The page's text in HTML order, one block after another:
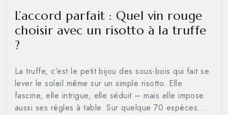
L’accord parfait : Quel vin rouge
choisir avec un risotto à la truffe
?
La truffe, c’est le petit bijou des sous-bois qui fait se
lever le soleil même sur un simple risotto. Elle
fascine, elle intrigue, elle séduit – mais elle impose
aussi ses règles à table. Sur quelque 70 espèces...